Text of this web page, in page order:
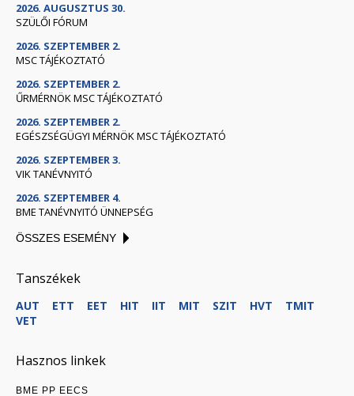
2026. AUGUSZTUS 30.
SZÜLŐI FÓRUM
2026. SZEPTEMBER 2.
MSC TÁJÉKOZTATÓ
2026. SZEPTEMBER 2.
ŰRMÉRNÖK MSC TÁJÉKOZTATÓ
2026. SZEPTEMBER 2.
EGÉSZSÉGÜGYI MÉRNÖK MSC TÁJÉKOZTATÓ
2026. SZEPTEMBER 3.
VIK TANÉVNYITÓ
2026. SZEPTEMBER 4.
BME TANÉVNYITÓ ÜNNEPSÉG
ÖSSZES ESEMÉNY
Tanszékek
AUT ETT EET HIT IIT MIT SZIT HVT
TMIT
VET
Hasznos linkek
BME PP EECS